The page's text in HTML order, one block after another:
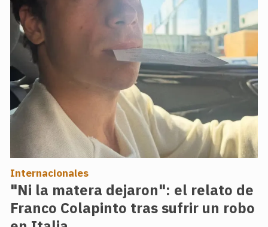
"Ni la matera dejaron": el relato de
Franco Colapinto tras sufrir un robo
Internacionales